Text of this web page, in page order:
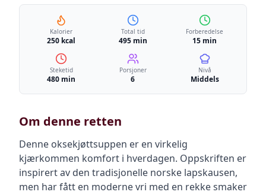
Kalorier
250 kcal
Total tid
495 min
Forberedelse
15 min
Steketid
480 min
Porsjoner
6
Nivå
Middels
Om denne retten
Denne oksekjøttsuppen er en virkelig
kjærkommen komfort i hverdagen. Oppskriften er
inspirert av den tradisjonelle norske lapskausen,
men har fått en moderne vri med en rekke smaker